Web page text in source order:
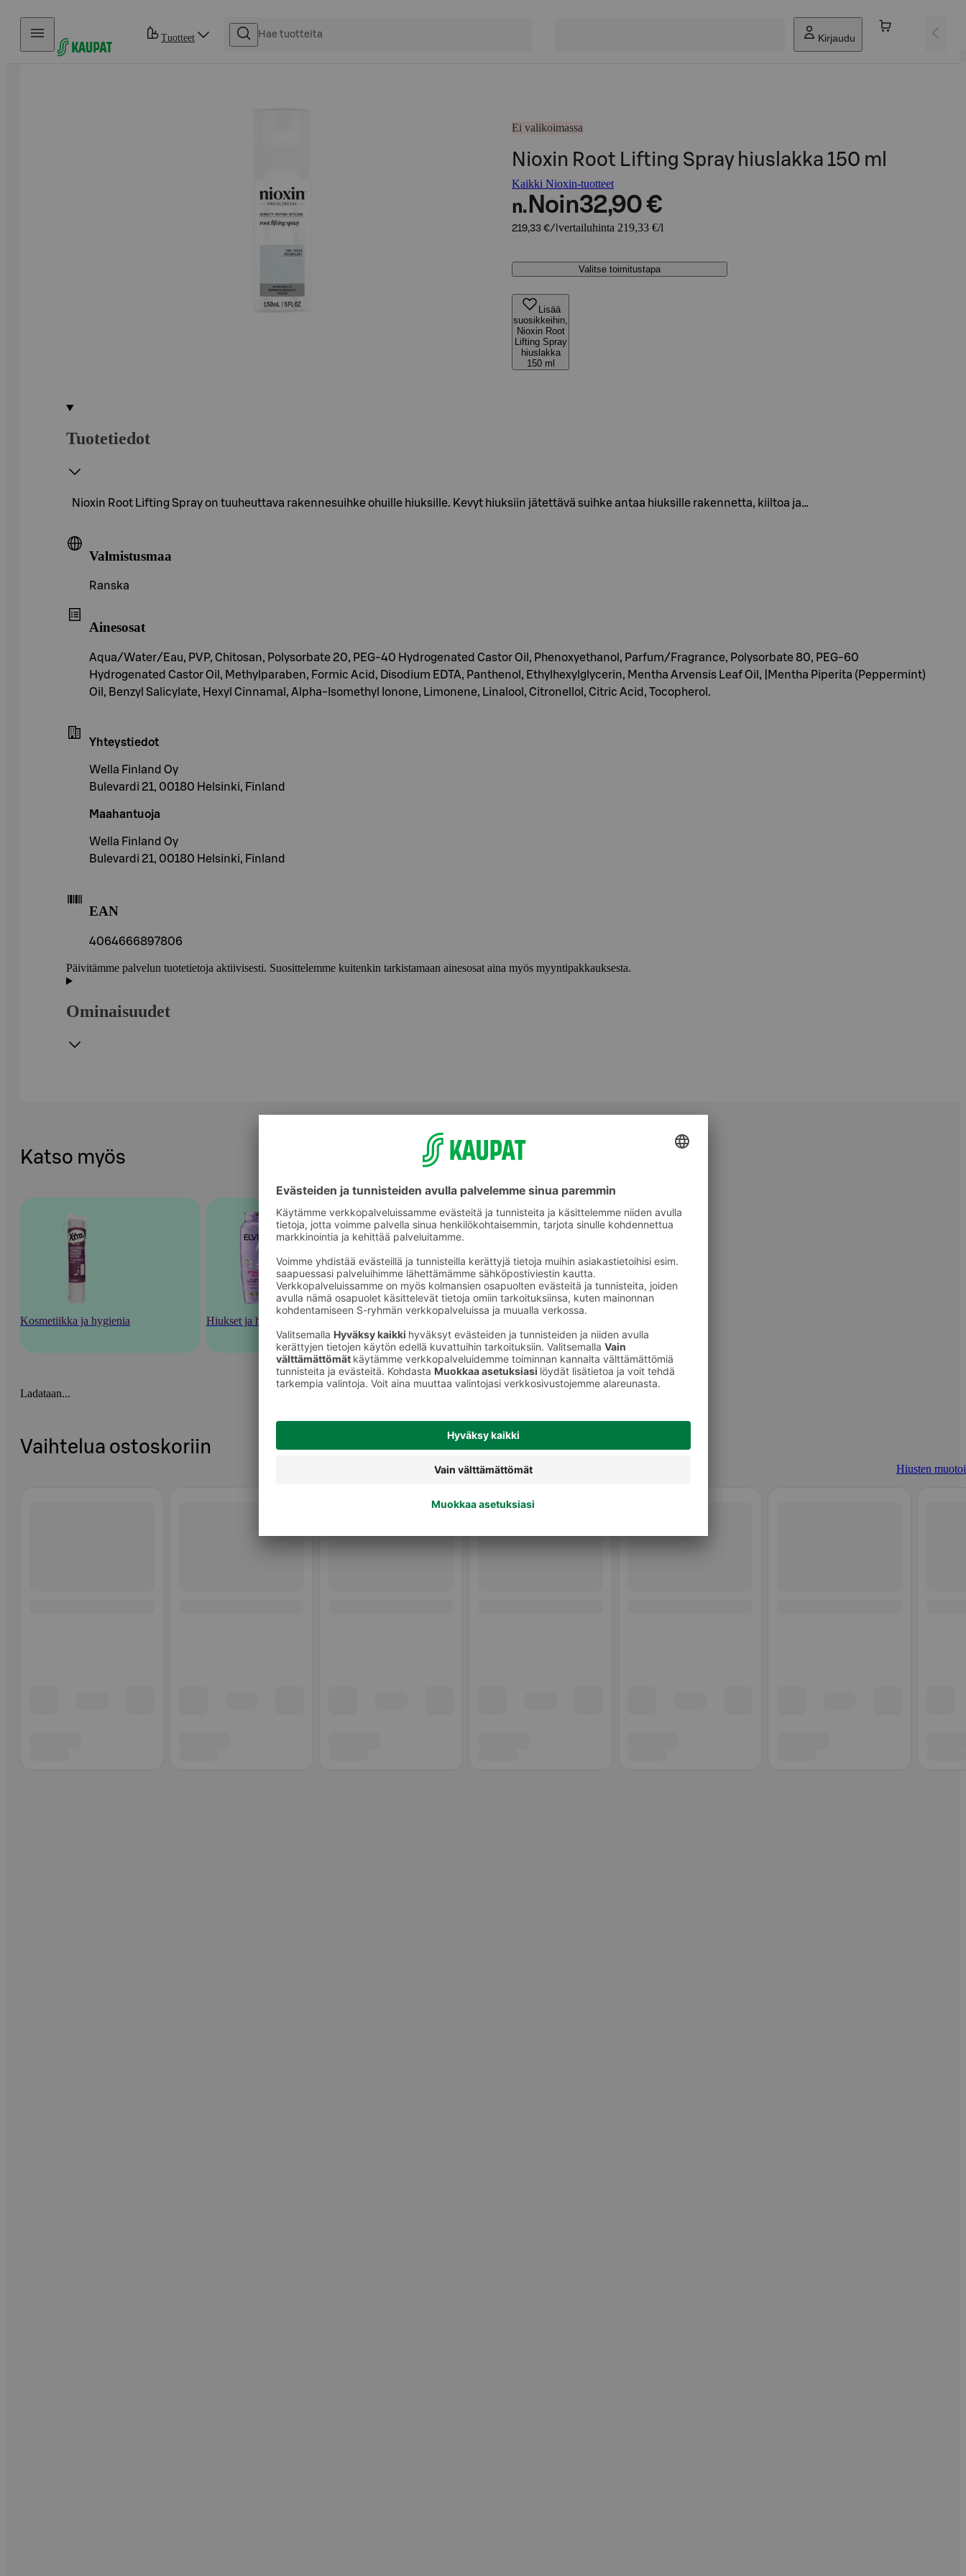
Hyppää sisältöön
Tuotteet Kirjaudu
Ei valikoimassa
Nioxin Root Lifting Spray hiuslakka 150 ml
Kaikki Nioxin-tuotteet
n. Noin32,90 €
219,33 €/l vertailuhinta 219,33 €/l
Valitse toimitustapa
Lisää
suosikkeihin,
Nioxin Root
Lifting Spray
hiuslakka
150 ml
Tuotetiedot
Nioxin Root Lifting Spray on tuuheuttava rakennesuihke ohuille hiuksille. Kevyt hiuksiin jätettävä suihke antaa hiuksille rakennetta, kiiltoa ja…
Valmistusmaa
Ranska
Ainesosat
Aqua/Water/Eau, PVP, Chitosan, Polysorbate 20, PEG-40 Hydrogenated Castor Oil, Phenoxyethanol, Parfum/Fragrance, Polysorbate 80, PEG-60
Hydrogenated Castor Oil, Methylparaben, Formic Acid, Disodium EDTA, Panthenol, Ethylhexylglycerin, Mentha Arvensis Leaf Oil, |Mentha Piperita (Peppermint)
Oil, Benzyl Salicylate, Hexyl Cinnamal, Alpha-Isomethyl Ionone, Limonene, Linalool, Citronellol, Citric Acid, Tocopherol.
Yhteystiedot
Wella Finland Oy
Bulevardi 21, 00180 Helsinki, Finland
Maahantuoja
Wella Finland Oy
Bulevardi 21, 00180 Helsinki, Finland
EAN
4064666897806
Päivitämme palvelun tuotetietoja aktiivisesti. Suosittelemme kuitenkin tarkistamaan ainesosat aina myös myyntipakkauksesta.
Ominaisuudet
Katso myös
Kosmetiikka ja hygienia Hiukset ja hiustenhoito
Ladataan...
Vaihtelua ostoskoriin
Hiusten